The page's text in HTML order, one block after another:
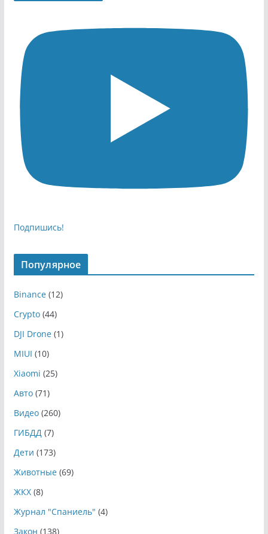
Подпишись!
Популярное
Binance(12)
Crypto(44)
DJI Drone(1)
MIUI (10)
Xiaomi (25)
Авто(71)
Видео(260)
ГИБДД (7)
Дети (173)
Животные(69)
ЖКХ(8)
Журнал "Спаниель" (4)
Закон (138)